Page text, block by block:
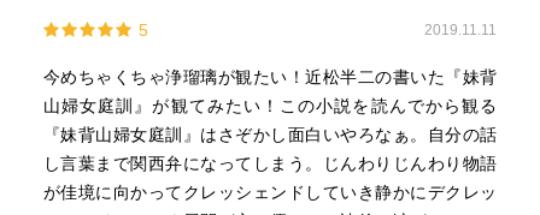
5 2019.11.11
今めちゃくちゃ浄瑠璃が観たい！近松半二の書いた『妹背
山婦女庭訓』が観てみたい！この小説を読んでから観る
『妹背山婦女庭訓』はさぞかし面白いやろなぁ。自分の話
し言葉まで関西弁になってしまう。じんわりじんわり物語
が佳境に向かってクレッシェンドしていき静かにデクレッ